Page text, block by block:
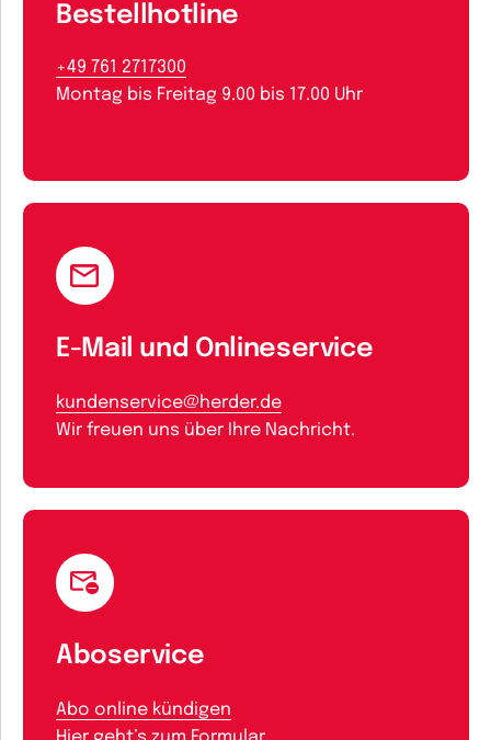
Bestellhotline
+49 761 2717300
Montag bis Freitag 9.00 bis 17.00 Uhr
E-Mail und Onlineservice
kundenservice@herder.de
Wir freuen uns über Ihre Nachricht.
Aboservice
Abo online kündigen